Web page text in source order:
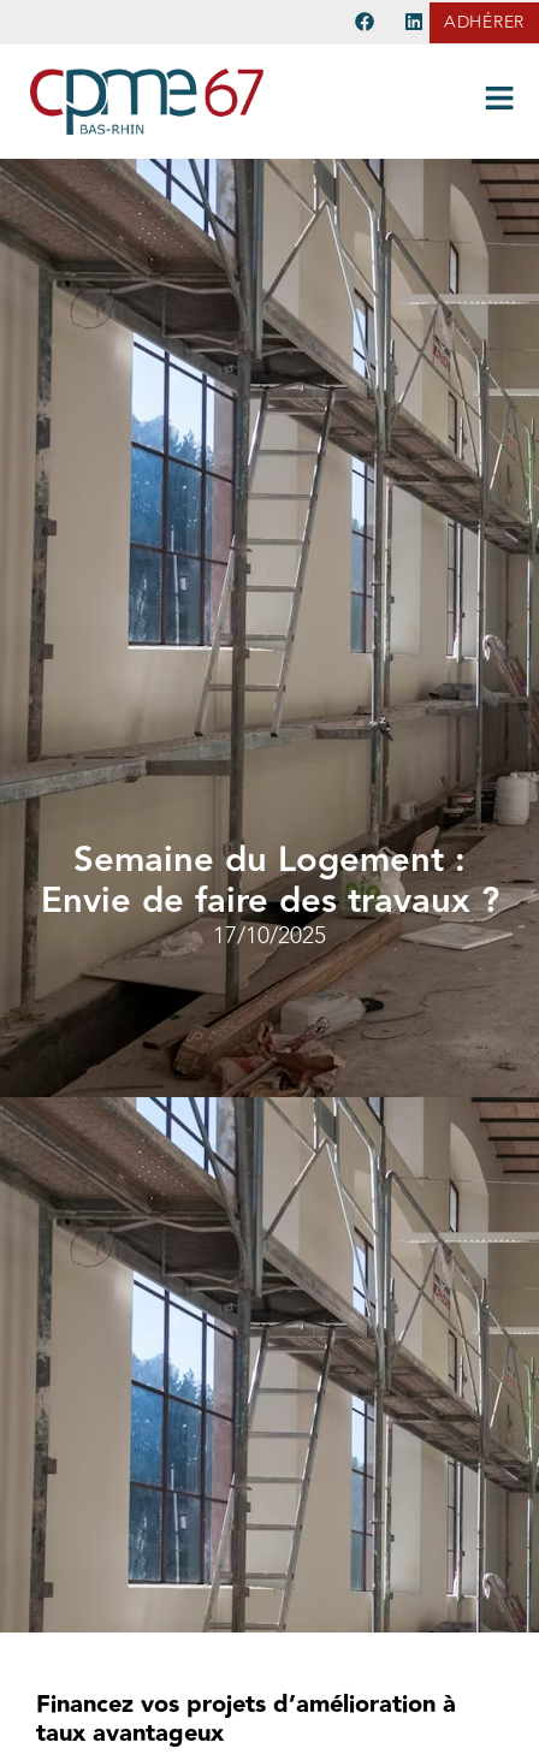
ADHÉRER
Semaine du Logement :
Envie de faire des travaux ?
17/10/2025
Financez vos projets d’amélioration à
taux avantageux